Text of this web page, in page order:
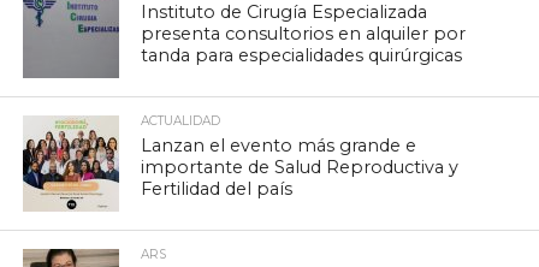
Instituto de Cirugía Especializada
presenta consultorios en alquiler por
tanda para especialidades quirúrgicas
ACTUALIDAD
Lanzan el evento más grande e
importante de Salud Reproductiva y
Fertilidad del país
ARS